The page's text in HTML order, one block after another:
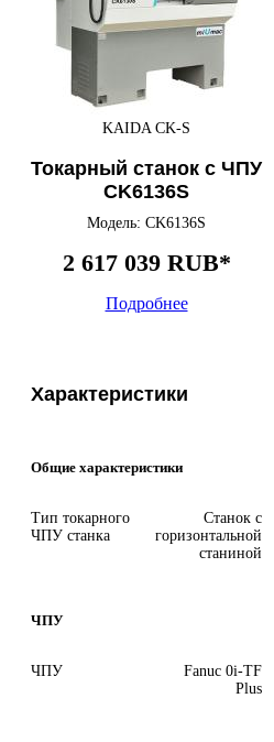
KAIDA CK-S
Токарный станок с ЧПУ
CK6136S
Модель: CK6136S
2 617 039 RUB*
Подробнее
Характеристики
Общие характеристики
Тип токарного
ЧПУ станка
Станок с
горизонтальной
станиной
ЧПУ
ЧПУ
Fanuc 0i-TF
Plus